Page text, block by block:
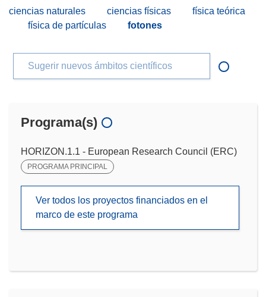
ciencias naturales
ciencias físicas
física teórica
física de partículas
fotones
Sugerir nuevos ámbitos científicos
Programa(s)
HORIZON.1.1 - European Research Council (ERC)
PROGRAMA PRINCIPAL
Ver todos los proyectos financiados en el
marco de este programa